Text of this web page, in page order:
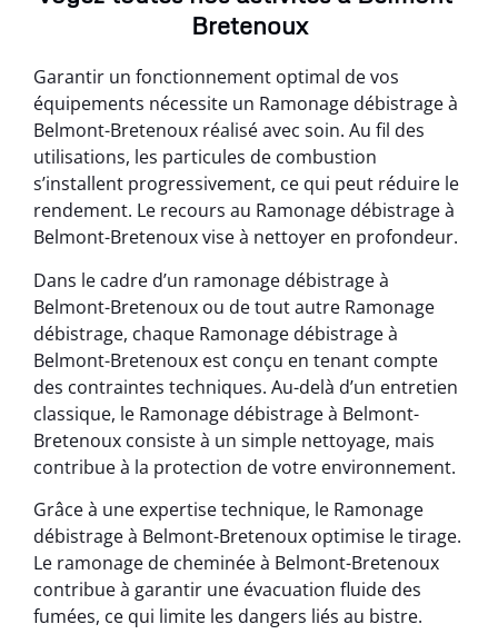
Bretenoux
Garantir un fonctionnement optimal de vos
équipements nécessite un Ramonage débistrage à
Belmont-Bretenoux réalisé avec soin. Au fil des
utilisations, les particules de combustion
s’installent progressivement, ce qui peut réduire le
rendement. Le recours au Ramonage débistrage à
Belmont-Bretenoux vise à nettoyer en profondeur.
Dans le cadre d’un ramonage débistrage à
Belmont-Bretenoux ou de tout autre Ramonage
débistrage, chaque Ramonage débistrage à
Belmont-Bretenoux est conçu en tenant compte
des contraintes techniques. Au-delà d’un entretien
classique, le Ramonage débistrage à Belmont-
Bretenoux consiste à un simple nettoyage, mais
contribue à la protection de votre environnement.
Grâce à une expertise technique, le Ramonage
débistrage à Belmont-Bretenoux optimise le tirage.
Le ramonage de cheminée à Belmont-Bretenoux
contribue à garantir une évacuation fluide des
fumées, ce qui limite les dangers liés au bistre.